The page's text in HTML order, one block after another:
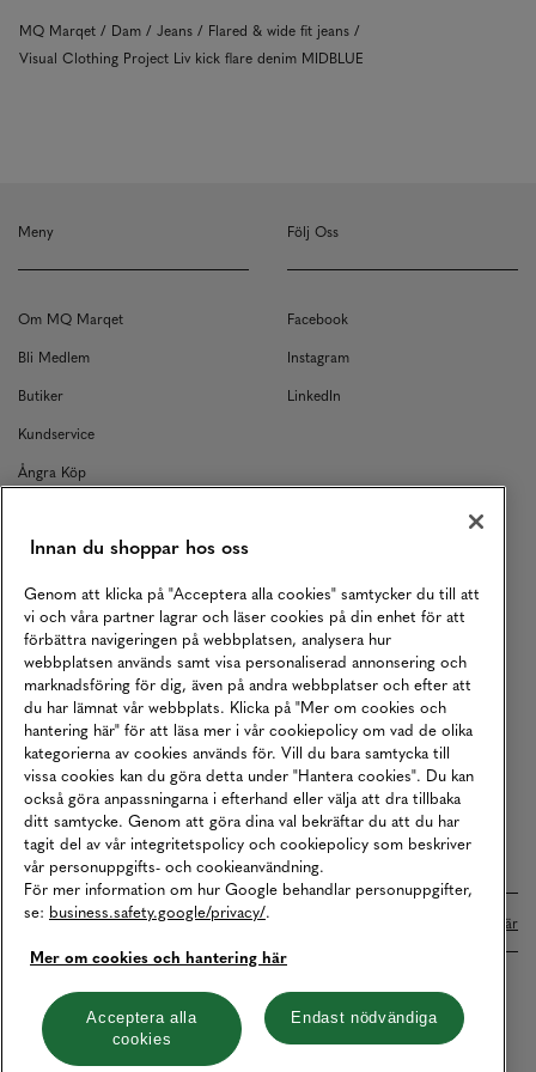
MQ Marqet Dam Jeans
Flared & wide fit jeans
Visual Clothing Project Liv kick flare denim MIDBLUE
Meny
Om MQ Marqet
Bli Medlem
Butiker
Kundservice
Ångra Köp
Returer
Köpvillkor
Karriär
Vårt Ansvar
Våra Tjänster
Press
Studentrabatt
B2B
Tillgänglighetsredogörelse
Följ Oss
Facebook
Instagram
LinkedIn
Betalningar online sköts i samarbete med Klarna. Läs mer här
Cookies Integritetspolicy
Hantera cookies
Innan du shoppar hos oss
Genom att klicka på "Acceptera alla cookies" samtycker du till att
vi och våra partner lagrar och läser cookies på din enhet för att
förbättra navigeringen på webbplatsen, analysera hur
webbplatsen används samt visa personaliserad annonsering och
marknadsföring för dig, även på andra webbplatser och efter att
du har lämnat vår webbplats. Klicka på "Mer om cookies och
hantering här" för att läsa mer i vår cookiepolicy om vad de olika
kategorierna av cookies används för. Vill du bara samtycka till
vissa cookies kan du göra detta under "Hantera cookies". Du kan
också göra anpassningarna i efterhand eller välja att dra tillbaka
ditt samtycke. Genom att göra dina val bekräftar du att du har
tagit del av vår integritetspolicy och cookiepolicy som beskriver
vår personuppgifts- och cookieanvändning.
För mer information om hur Google behandlar personuppgifter,
se: business.safety.google/privacy/.
Mer om cookies och hantering här
Acceptera alla
cookies
Endast nödvändiga